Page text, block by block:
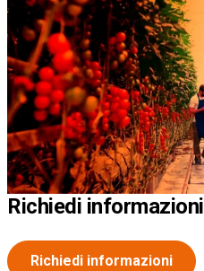
Richiedi informazioni
Richiedi informazioni